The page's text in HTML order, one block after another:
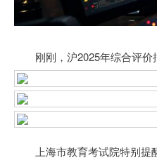
刚刚，沪2025年综合评价
上海市教育考试院特别提